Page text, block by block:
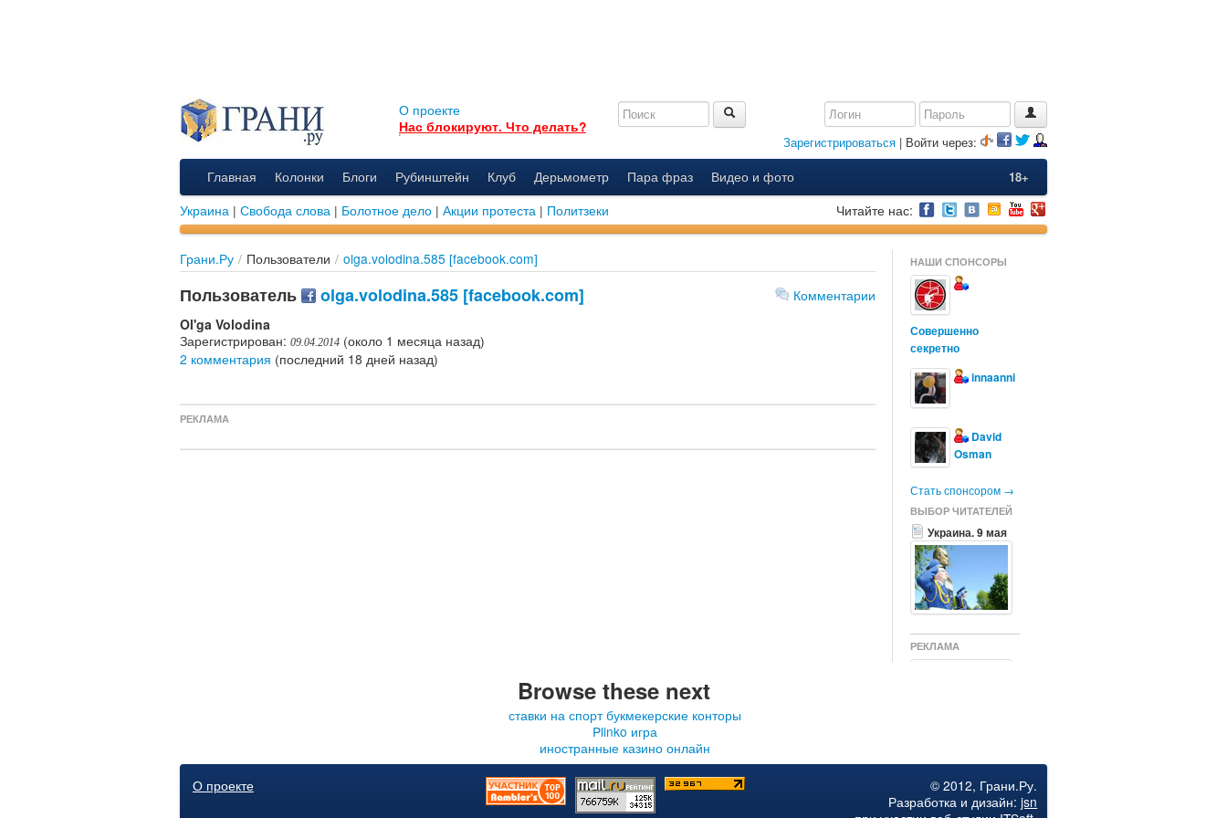
О проекте
Нас блокируют. Что делать?
Зарегистрироваться | Войти через:
18+
Главная Колонки Блоги Рубинштейн Клуб Дерьмометр Пара фраз
Видео и фото
Украина | Свобода слова | Болотное дело | Акции протеста | Политзеки Читайте нас:
Грани.Ру / Пользователи / olga.volodina.585 [facebook.com]
Комментарии
Пользователь olga.volodina.585 [facebook.com]
Ol'ga Volodina
Зарегистрирован: 09.04.2014 (около 1 месяца назад)
2 комментария (последний 18 дней назад)
РЕКЛАМА
НАШИ СПОНСОРЫ
Совершенно
секретно
innaanni
David
Osman
Стать спонсором →
ВЫБОР ЧИТАТЕЛЕЙ
Украина. 9 мая
РЕКЛАМА
согласовали
последние
убийственные
санкции
Browse these next
ставки на спорт букмекерские конторы
Plinko игра
иностранные казино онлайн
О проекте
© 2012, Грани.Ру.
Разработка и дизайн:jsn